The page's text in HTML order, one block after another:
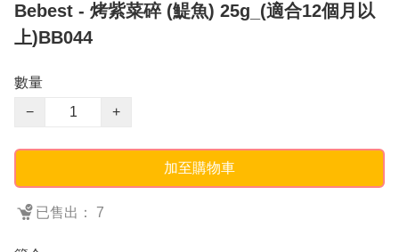
Bebest - 烤紫菜碎 (鯷魚) 25g_(適合12個月以
上)BB044
數量
−
+
加至購物車
已售出： 7